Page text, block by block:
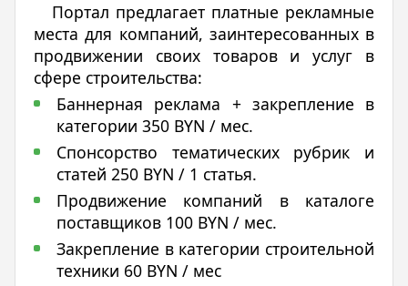
Портал предлагает платные рекламные
места для компаний, заинтересованных в
продвижении своих товаров и услуг в
сфере строительства:
Баннерная реклама + закрепление в
категории 350 BYN / мес.
Спонсорство тематических рубрик и
статей 250 BYN / 1 статья.
Продвижение компаний в каталоге
поставщиков 100 BYN / мес.
Закрепление в категории строительной
техники 60 BYN / мес